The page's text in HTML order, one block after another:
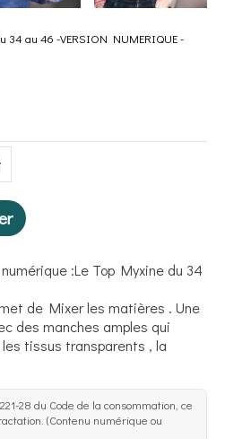
34 au 46 -VERSION NUMERIQUE -
:Le Top Myxine du 34
de Mixer les matières . Une
des manches amples qui
tissus transparents , la
28 du Code de la consommation, ce
(Contenu numérique ou